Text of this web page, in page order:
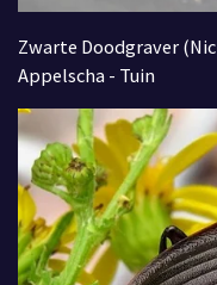
Zwarte Doodgraver
Appelscha - Tuin